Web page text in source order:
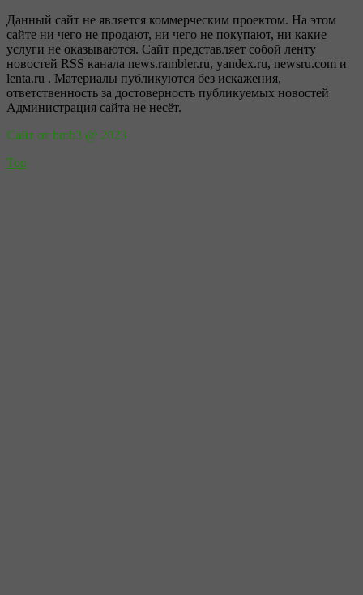
Данный сайт не является коммерческим проектом. На этом
сайте ни чего не продают, ни чего не покупают, ни какие
услуги не оказываются. Сайт представляет собой ленту
новостей RSS канала news.rambler.ru, yandex.ru, newsru.com и
lenta.ru . Материалы публикуются без искажения,
ответственность за достоверность публикуемых новостей
Администрация сайта не несёт.
Сайт от bmb3 @ 2023
Top